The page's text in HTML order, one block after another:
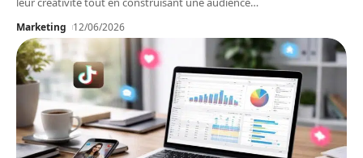
Marketing 12/06/2026